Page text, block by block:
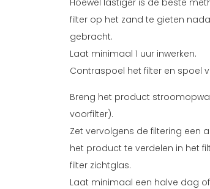
Hoewel lastiger is de beste
filter op het zand te gieten
gebracht.
Laat minimaal 1 uur inwerken.
Contraspoel het filter en spoel
Breng het product
voorfilter).
Zet vervolgens de filtering een
het product te verdelen in het
filter zichtglas.
Laat minimaal een halve dag